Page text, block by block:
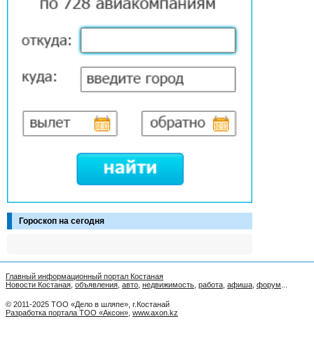
Гороскоп на сегодня
Главный информационный портал Костаная
Новости Костаная объявления авто недвижимость работа афиша форум
© 2011-2025 ТОО «Дело в шляпе», г.Костанай
Разработка портала ТОО «Аксон» www.axon.kz